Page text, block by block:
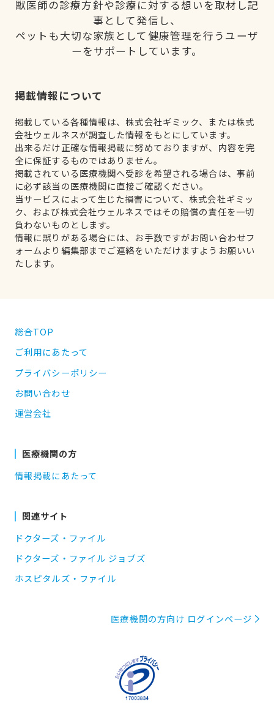
獣医師の診療方針や診療に対する想いを取材し記
事として発信し、
ペットも大切な家族として健康管理を行うユーザ
ーをサポートしています。
掲載情報について
掲載している各種情報は、株式会社ギミック、または株式
会社ウェルネスが調査した情報をもとにしています。
出来るだけ正確な情報掲載に努めておりますが、内容を完
全に保証するものではありません。
掲載されている医療機関へ受診を希望される場合は、事前
に必ず該当の医療機関に直接ご確認ください。
当サービスによって生じた損害について、株式会社ギミッ
ク、および株式会社ウェルネスではその賠償の責任を一切
負わないものとします。
情報に誤りがある場合には、お手数ですがお問い合わせフ
ォームより編集部までご連絡をいただけますようお願いい
たします。
総合TOP
ご利用にあたって
プライバシーポリシー
お問い合わせ
運営会社
医療機関の方
情報掲載にあたって
関連サイト
ドクターズ・ファイル
ドクターズ・ファイル ジョブズ
ホスピタルズ・ファイル
医療機関の方向け ログインページ